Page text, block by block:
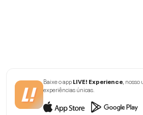
Baixe o appLIVE! Experience ,
experiências únicas.